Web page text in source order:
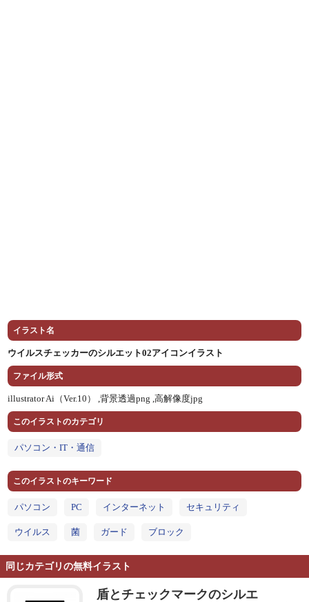
イラスト名
ウイルスチェッカーのシルエット02アイコンイラスト
ファイル形式
illustrator Ai（Ver.10） ,背景透過png ,高解像度jpg
このイラストのカテゴリ
パソコン・IT・通信
このイラストのキーワード
パソコン PC インターネット セキュリティ
ウイルス 菌 ガード ブロック
同じカテゴリの無料イラスト
盾とチェックマークのシルエ